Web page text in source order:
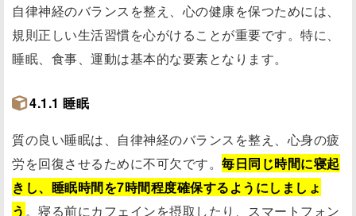
自律神経のバランスを整え、心の健康を保つためには、
規則正しい生活習慣を心がけることが重要です。特に、
睡眠、食事、運動は基本的な要素となります。
4.1.1 睡眠
質の良い睡眠は、自律神経のバランスを整え、心身の疲
労を回復させるために不可欠です。 毎日同じ時間に寝起
きし、睡眠時間を7時間程度確保するようにしましょ
う 。寝る前にカフェインを摂取したり、スマートフォン